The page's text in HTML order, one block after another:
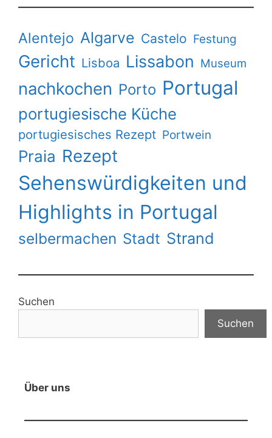
Alentejo Algarve Castelo Festung
Gericht Lisboa Lissabon Museum
nachkochen Porto Portugal
portugiesische Küche
portugiesisches Rezept Portwein
Praia Rezept
Sehenswürdigkeiten und
Highlights in Portugal
selbermachen Stadt Strand
Suchen
Suchen
Über uns